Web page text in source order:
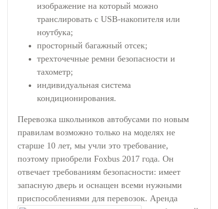
изображение на который можно
транслировать с USB-накопителя или
ноутбука;
просторный багажный отсек;
трехточечные ремни безопасности и
тахометр;
индивидуальная система
кондиционирования.
Перевозка школьников автобусами по новым
правилам возможно только на моделях не
старше 10 лет, мы учли это требование,
поэтому приобрели Foxbus 2017 года. Он
отвечает требованиям безопасности: имеет
запасную дверь и оснащен всеми нужными
приспособлениями для перевозок. Аренда